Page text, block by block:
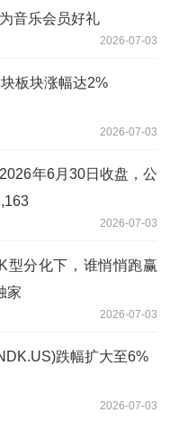
音乐会员好礼
2026-07-03
板块涨幅达2%
2026-07-03
年6月30日收盘，公
2026-07-03
型分化下，谁悄悄跑赢
家
2026-07-03
跌幅扩大至6%
2026-07-03